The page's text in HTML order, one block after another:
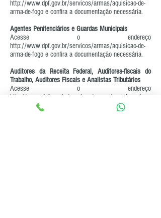
http://www.dpf.gov.br/servicos/armas/aquisicao-de-
arma-de-fogo e confira a documentação necessária.
Agentes Penitenciários e Guardas Municipais
Acesse o endereço
http://www.dpf.gov.br/servicos/armas/aquisicao-de-
arma-de-fogo e confira a documentação necessária.
Auditores da Receita Federal, Auditores-fiscais do
Trabalho, Auditores Fiscais e Analistas Tributários
Acesse o endereço
http://www.dpf.gov.br/servicos/armas/aquisicao-de-
arma-de-fogo
e confira a documentação necessária.